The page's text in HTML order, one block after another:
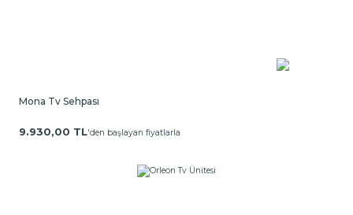
Mona Tv Sehpası
9.930,00 TL'den başlayan fiyatlarla